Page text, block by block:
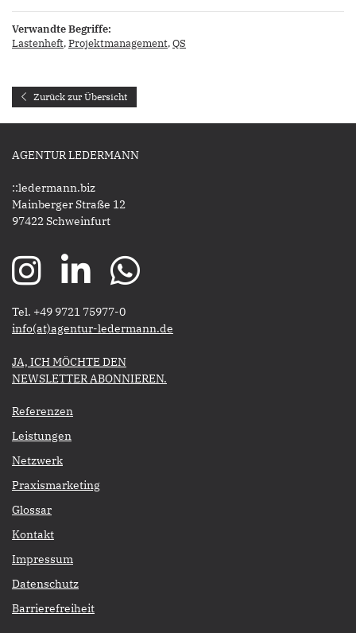
Verwandte Begriffe:
Lastenheft,Projektmanagement,QS
Zurück zur Übersicht
AGENTUR LEDERMANN
::ledermann.biz
Mainberger Straße 12
97422 Schweinfurt
Tel. +49 9721 75977-0
​​​​​​​info(at)agentur-ledermann.de
​​​​​JA, ICH MÖCHTE DEN
NEWSLETTER ABONNIEREN.​​​​​​​
Referenzen
Leistungen
Netzwerk
Praxismarketing
Glossar
Kontakt
Impressum
Datenschutz
Barrierefreiheit